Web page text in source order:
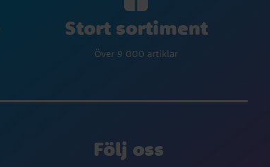
Stort sortiment
Över 9 000 artiklar
Följ oss